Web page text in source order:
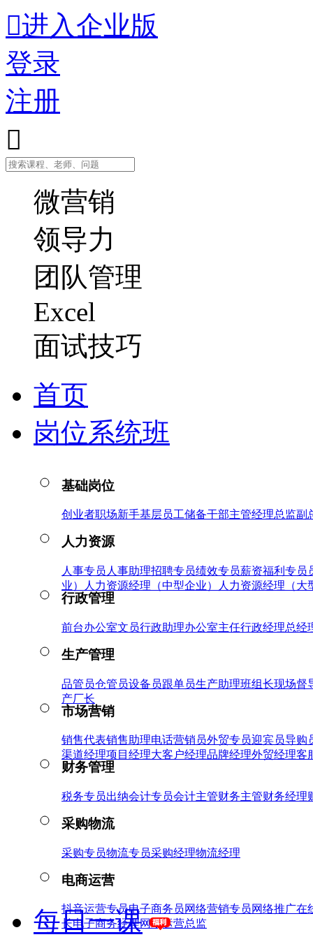
进入企业版
登录
注册

微营销
领导力
团队管理
Excel
面试技巧
首页
岗位系统班
基础岗位
创业者职场新手基层员工储备干部主管经理总监副
人力资源
人事专员 人事助理招聘专员绩效专员薪资福利专员
业）
人力资源经理（中型企业） 人力资源经理（大
行政管理
前台办公室文员行政助理办公室主任行政经理总经
生产管理
品管员仓管员设备员跟单员生产助理班组长现场督
产厂长
市场营销
销售代表销售助理电话营销员外贸专员迎宾员导购
渠道经理项目经理大客户经理品牌经理外贸经理客
财务管理
税务专员出纳会计专员会计主管财务主管财务经理
采购物流
采购专员物流专员采购经理物流经理
电商运营
抖音运营专员电子商务员网络营销专员网络推广在
长电子商务经理网络运营总监
每日一课